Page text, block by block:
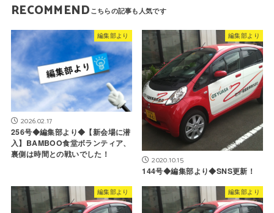
RECOMMEND
編集部より
2026.02.17
256号◆編集部より◆【新会場に潜
入】BAMBOO食堂ボランティア、
裏側は時間との戦いでした！
編集部より
2020.10.15
144号◆編集部より◆SNS更新！
編集部より 編集部より